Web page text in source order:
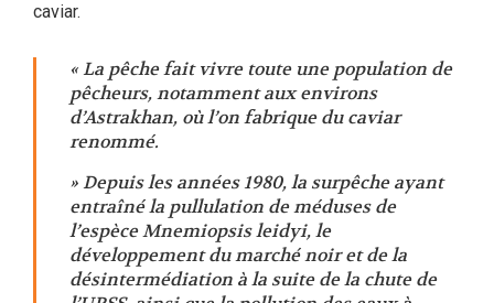
caviar.
« La pêche fait vivre toute une population de
pêcheurs, notamment aux environs
d’Astrakhan, où l’on fabrique du caviar
renommé.
» Depuis les années 1980, la surpêche ayant
entraîné la pullulation de méduses de
l’espèce Mnemiopsis leidyi, le
développement du marché noir et de la
désintermédiation à la suite de la chute de